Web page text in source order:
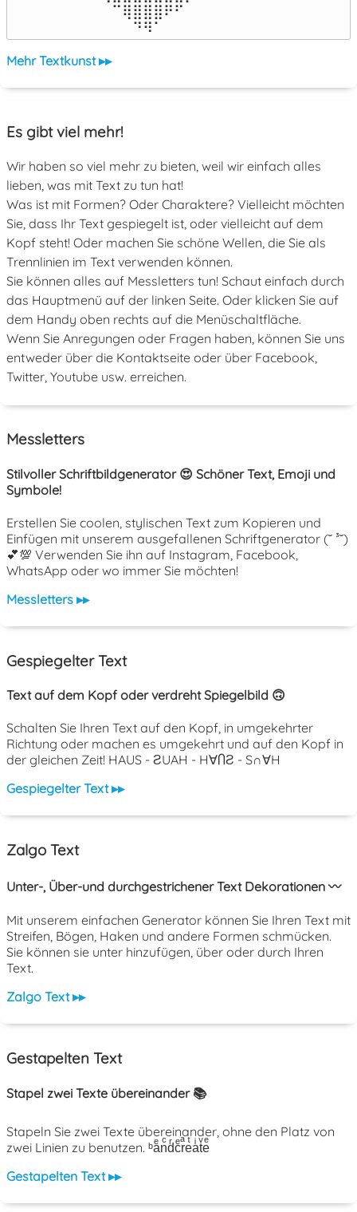
⠀⠀⠀⠀⠀⠉⢿⣿⣿⣿⠟⠋⠀⠀⠀⠀⠀
⠀⠀⠀⠀⠀⠀⠀⠙⠻⠁⠀⠀⠀⠀⠀⠀⠀⠀⠀⠀⠀⠀⠀
Mehr Textkunst ▸▸
Es gibt viel mehr!
Wir haben so viel mehr zu bieten, weil wir einfach alles
lieben, was mit Text zu tun hat!
Was ist mit Formen? Oder Charaktere? Vielleicht möchten
Sie, dass Ihr Text gespiegelt ist, oder vielleicht auf dem
Kopf steht! Oder machen Sie schöne Wellen, die Sie als
Trennlinien im Text verwenden können.
Sie können alles auf Messletters tun! Schaut einfach durch
das Hauptmenü auf der linken Seite. Oder klicken Sie auf
dem Handy oben rechts auf die Menüschaltfläche.
Wenn Sie Anregungen oder Fragen haben, können Sie uns
entweder über die Kontaktseite oder über Facebook,
Twitter, Youtube usw. erreichen.
Messletters
Stilvoller Schriftbildgenerator 😍 Schöner Text, Emoji und
Symbole!
Erstellen Sie coolen, stylischen Text zum Kopieren und
Einfügen mit unserem ausgefallenen Schriftgenerator (˘ ³˘)
💕💯 Verwenden Sie ihn auf Instagram, Facebook,
WhatsApp oder wo immer Sie möchten!
Messletters ▸▸
Gespiegelter Text
Text auf dem Kopf oder verdreht Spiegelbild 🙃
Schalten Sie Ihren Text auf den Kopf, in umgekehrter
Richtung oder machen es umgekehrt und auf den Kopf in
der gleichen Zeit! HAUS - ƧUAH - H∀ႶƧ - S∩∀H
Gespiegelter Text ▸▸
Zalgo Text
Unter-, Über-und durchgestrichener Text Dekorationen 〰️
Mit unserem einfachen Generator können Sie Ihren Text mit
Streifen, Bögen, Haken und andere Formen schmücken.
Sie können sie unter hinzufügen, über oder durch Ihren
Text.
Zalgo Text ▸▸
Gestapelten Text
Stapel zwei Texte übereinander 📚
Stapeln Sie zwei Texte übereinander, ohne den Platz von
zwei Linien zu benutzen. ᵇaͤnͨdͬcͤrͣeͭaͥtͮeͤ
Gestapelten Text ▸▸